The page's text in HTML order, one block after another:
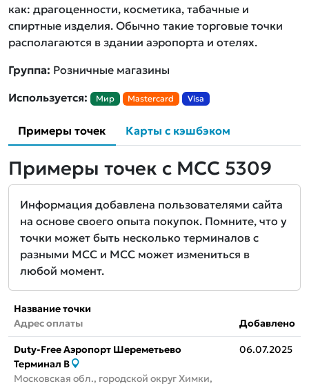
как: драгоценности, косметика, табачные и
спиртные изделия. Обычно такие торговые точки
располагаются в здании аэропорта и отелях.
Группа: Розничные магазины
Используется:
Мир Mastercard Visa
Примеры точек Карты с кэшбэком
Примеры точек с MCC 5309
Информация добавлена пользователями сайта
на основе своего опыта покупок. Помните, что у
точки может быть несколько терминалов с
разными MCC и MCC может измениться в
любой момент.
Название точки
Адрес оплаты
Добавлено
Duty-Free Аэропорт Шереметьево
Терминал B
Московская обл., городской округ Химки,
06.07.2025